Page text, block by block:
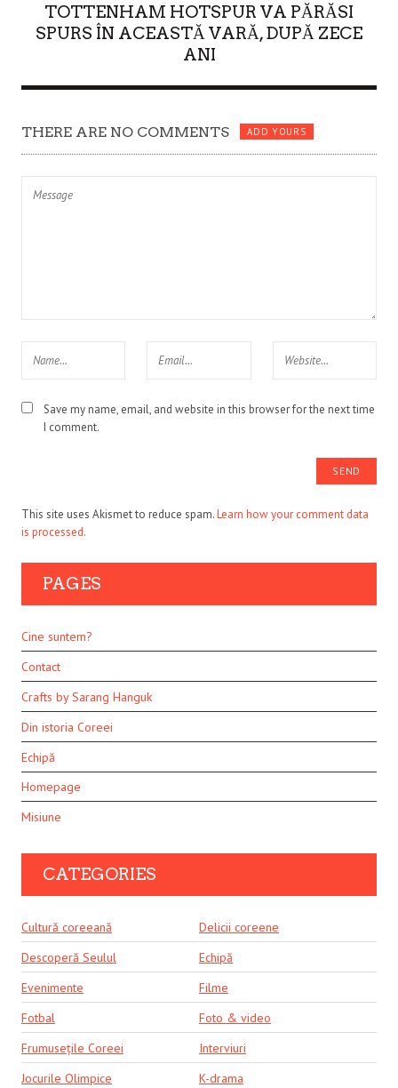
TOTTENHAM HOTSPUR VA PĂRĂSI
SPURS ÎN ACEASTĂ VARĂ, DUPĂ ZECE
ANI
THERE ARE NO COMMENTS ADD YOURS
Save my name, email, and website in this browser for the next time
I comment.
This site uses Akismet to reduce spam.Learn how your comment data
is processed.
PAGES
Cine suntem?
Contact
Crafts by Sarang Hanguk
Din istoria Coreei
Echipă
Homepage
Misiune
CATEGORIES
Cultură coreeană
Delicii coreene
Descoperă Seulul
Echipă
Evenimente
Filme
Fotbal
Foto & video
Frumusețile Coreei
Interviuri
Jocurile Olimpice
K-drama